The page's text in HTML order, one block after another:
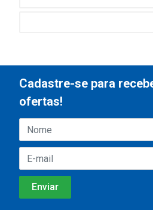
Cadastre-se para
ofertas!